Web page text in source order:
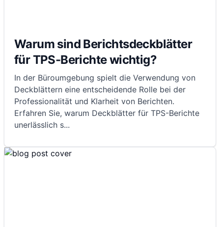
Warum sind Berichtsdeckblätter
für TPS-Berichte wichtig?
In der Büroumgebung spielt die Verwendung von
Deckblättern eine entscheidende Rolle bei der
Professionalität und Klarheit von Berichten.
Erfahren Sie, warum Deckblätter für TPS-Berichte
unerlässlich s...